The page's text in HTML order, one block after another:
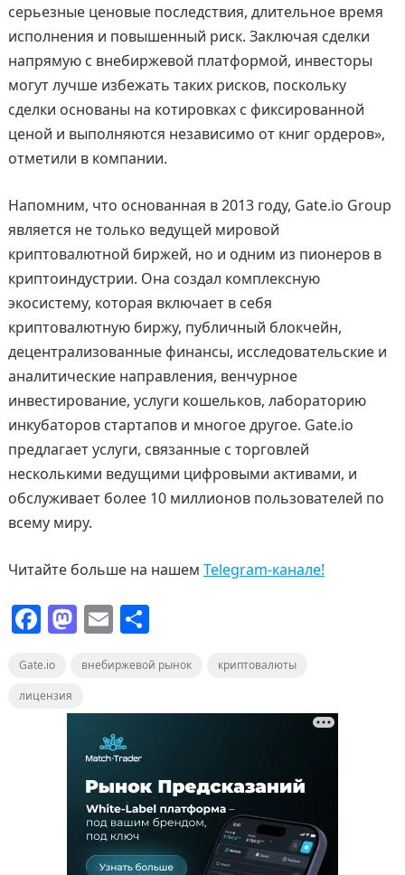
серьезные ценовые последствия, длительное время
исполнения и повышенный риск. Заключая сделки
напрямую с внебиржевой платформой, инвесторы
могут лучше избежать таких рисков, поскольку
сделки основаны на котировках с фиксированной
ценой и выполняются независимо от книг ордеров»,
отметили в компании.
Напомним, что основанная в 2013 году, Gate.io Group
является не только ведущей мировой
криптовалютной биржей, но и одним из пионеров в
криптоиндустрии. Она создал комплексную
экосистему, которая включает в себя
криптовалютную биржу, публичный блокчейн,
децентрализованные финансы, исследовательские и
аналитические направления, венчурное
инвестирование, услуги кошельков, лабораторию
инкубаторов стартапов и многое другое. Gate.io
предлагает услуги, связанные с торговлей
несколькими ведущими цифровыми активами, и
обслуживает более 10 миллионов пользователей по
всему миру.
Читайте больше на нашем Telegram-канале!
F
c
e
M
st
o
o
n
E
ai
l
О
п
р
и
т
ь
Gate.io внебиржевой рынок
криптовалюты
лицензия